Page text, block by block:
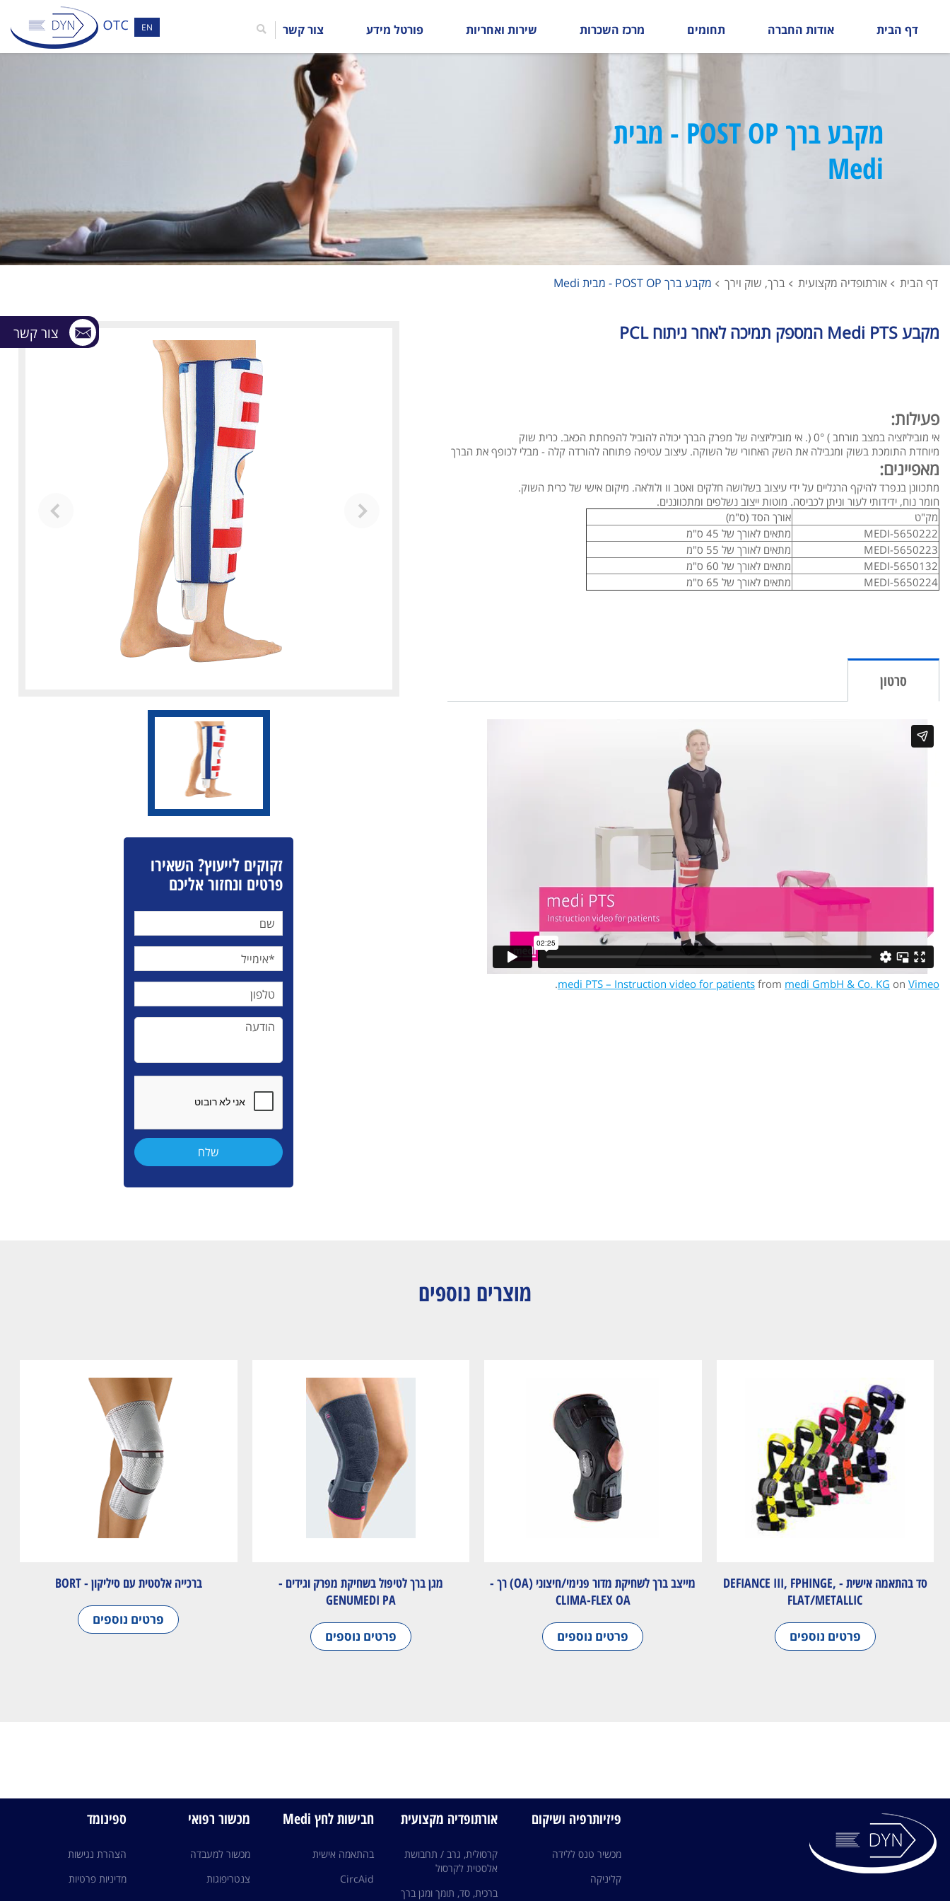
צור קשר
EN דף הבית אודות החברה תחומים מרכז השכרות שירות ואחריות פורטל מידע צור קשר
מקבע ברך POST OP - מבית
Medi
דף הבית אורתופדיה מקצועית ברך, שוק וירך מקבע ברך POST OP - מבית Medi
מקבע Medi PTS המספק תמיכה לאחר ניתוח PCL
פעילות:
אי מוביליזציה במצב מורחב ) 0° (. אי מוביליזציה של מפרק הברך יכולה להוביל להפחתת הכאב. כרית שוק
מיוחדת התומכת בשוק ומגבילה את השק האחורי של השוקה. עיצוב עטיפה פתוחה להורדה קלה - מבלי לכופף את הברך
מאפיינים:
מתכוונן בנפרד להיקף הרגליים על ידי עיצוב בשלושה חלקים ואטב וו ולולאה. מיקום אישי של כרית השוק.
חומר נוח, ידידותי לעור וניתן לכביסה. מוטות ייצוב נשלפים ומתכווננים.
מק"ט
אורך הסד (ס"מ)
MEDI-5650222
מתאים לאורך של 45 ס"מ
MEDI-5650223
מתאים לאורך של 55 ס"מ
MEDI-5650132
מתאים לאורך של 60 ס"מ
MEDI-5650224
מתאים לאורך של 65 ס"מ
סרטון
medi PTS – Instruction video for patients from medi GmbH & Co. KG on Vimeo
.
זקוקים לייעוץ? השאירו
פרטים ונחזור אליכם
מוצרים נוספים
סד בהתאמה אישית - DEFIANCE III, FPHINGE,
FLAT/METALLIC
פרטים נוספים
מייצב ברך לשחיקת מדור פנימי/חיצוני (OA) רך -
CLIMA-FLEX OA
פרטים נוספים
מגן ברך לטיפול בשחיקת מפרק וגידים -
GENUMEDI PA
פרטים נוספים
ברכייה אלסטית עם סיליקון - BORT
פרטים נוספים
פיזיותרפיה ושיקום
מכשיר טנס ללידה
קליניקה
אורתופדיה מקצועית
קרסולית, גרב / תחבושת
אלסטית לקרסול
ברכית, סד, תומך ומגן ברך
חבישות לחץ Medi
בהתאמה אישית
CircAid
מכשור רפואי
מכשור למעבדה
צנטריפוגות
ספינומד
הצהרת נגישות
מדיניות פרטיות